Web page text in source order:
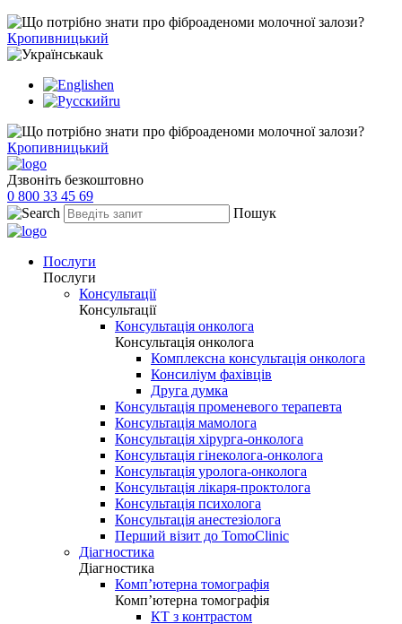
Кропивницький
uk
en
ru
Кропивницький
Дзвоніть безкоштовно
0 800 33 45 69
Пошук
Послуги
Послуги
Консультації
Консультації
Консультація онколога
Консультація онколога
Комплексна консультація онколога
Консиліум фахівців
Друга думка
Консультація променевого терапевта
Консультація мамолога
Консультація хірурга-онколога
Консультація гінеколога-онколога
Консультація уролога-онколога
Консультація лікаря-проктолога
Консультація психолога
Консультація анестезіолога
Перший візит до TomoClinic
Діагностика
Діагностика
Комп’ютерна томографія
Комп’ютерна томографія
КТ з контрастом